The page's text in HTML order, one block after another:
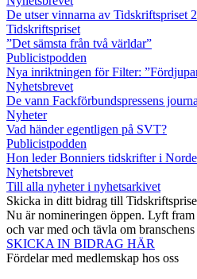
De utser vinnarna av Tidskriftspriset
Tidskriftspriset
”Det sämsta från två världar”
Publicistpodden
Nya inriktningen för Filter:
Nyhetsbrevet
De vann Fackförbundspressens
Nyheter
Vad händer egentligen på SVT?
Publicistpodden
Hon leder Bonniers tidskrifter i
Nyhetsbrevet
Till alla nyheter i nyhetsarkivet
Skicka in ditt bidrag till
Nu är nomineringen öppen. Lyft fram
och var med och tävla om
SKICKA IN BIDRAG HÄR
Fördelar med medlemskap hos oss